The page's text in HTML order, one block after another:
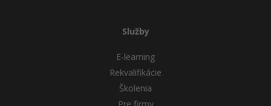
Služby
E-learning
Rekvalifikácie
Školenia
Pre firmy